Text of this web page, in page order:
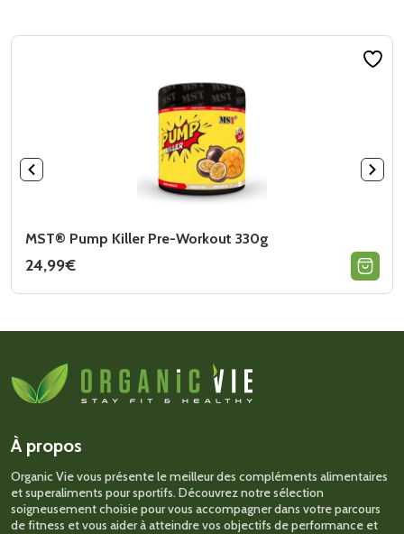
MST® Pump Killer Pre-Workout 330g
24,99€
produit
options
peuvent
être
la
du
produit
À propos
Organic Vie vous présente le meilleur des compléments alimentaires
et superaliments pour sportifs. Découvrez notre sélection
soigneusement choisie pour vous accompagner dans votre parcours
de fitness et vous aider à atteindre vos objectifs de performance et